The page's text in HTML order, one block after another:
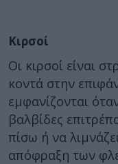
Κιρσοί
Οι κιρσοί είναι
κοντά στην
εμφανίζονται
βαλβίδες
πίσω ή να
απόφραξη των